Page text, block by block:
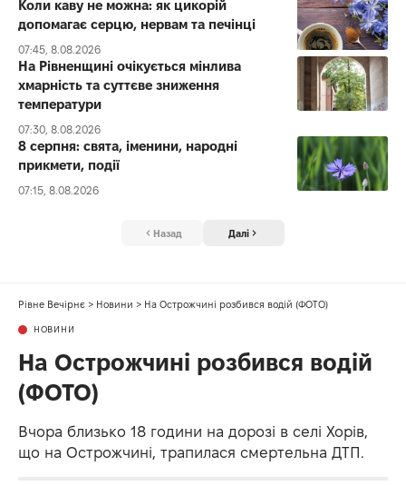
Коли каву не можна: як цикорій
допомагає серцю, нервам та печінці
07:45, 8.08.2026
На Рівненщині очікується мінлива
хмарність та суттєве зниження
температури
07:30, 8.08.2026
8 серпня: свята, іменини, народні
прикмети, події
07:15, 8.08.2026
Назад Далі
Рівне Вечірнє > Новини > На Острожчині розбився водій (ФОТО)
НОВИНИ
На Острожчині розбився водій
(ФОТО)
Вчора близько 18 години на дорозі в селі Хорів,
що на Острожчині, трапилася смертельна ДТП.